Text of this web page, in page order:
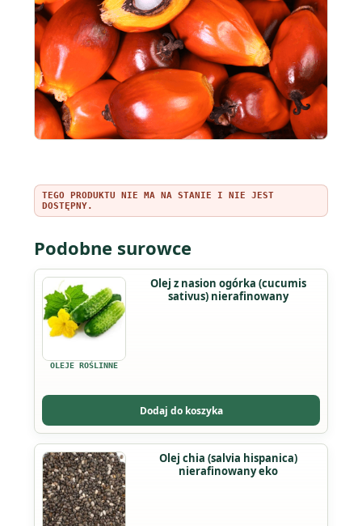
TEGO PRODUKTU NIE MA NA STANIE I NIE JEST
DOSTĘPNY.
Podobne surowce
OLEJE ROŚLINNE
Olej z nasion ogórka (cucumis
sativus) nierafinowany
Dodaj do koszyka
Ten
produkt
ma
wiele
wariantów.
można
wybrać
na
stronie
produktu
Olej chia (salvia hispanica)
nierafinowany eko